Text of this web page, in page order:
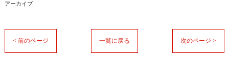
アーカイブ
< 前のページ 一覧に戻る 次のページ >